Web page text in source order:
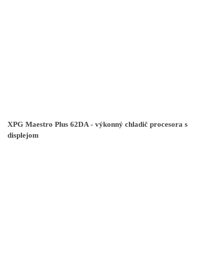
XPG Maestro Plus 62DA - výkonný chladič procesora s
displejom